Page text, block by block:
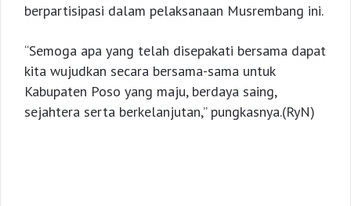
berpartisipasi dalam pelaksanaan Musrembang ini.
“Semoga apa yang telah disepakati bersama dapat
kita wujudkan secara bersama-sama untuk
Kabupaten Poso yang maju, berdaya saing,
sejahtera serta berkelanjutan,” pungkasnya.(RyN)